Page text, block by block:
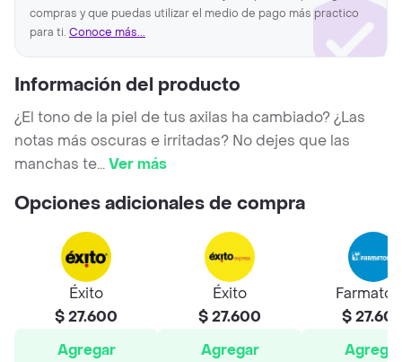
compras y que puedas utilizar el medio de pago más practico
para ti. Conoce más...
Información del producto
¿El tono de la piel de tus axilas ha cambiado? ¿Las
notas más oscuras e irritadas? No dejes que las
manchas te...Ver más
Opciones adicionales de compra
Éxito
$ 27.600
Agregar
Éxito
$ 27.600
Agregar
$
Agregar